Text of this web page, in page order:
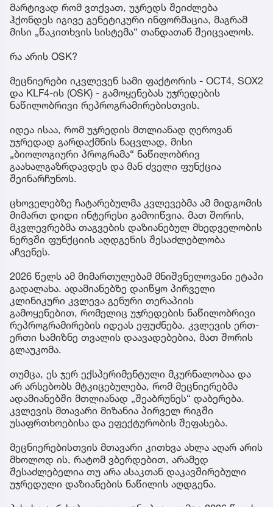
მარტივად რომ ვთქვათ, უჯრედს შეიძლება
ჰქონდეს იგივე გენეტიკური ინფორმაცია, მაგრამ
მისი „წაკითხვის სისტემა“ თანდათან შეიცვალოს.
რა არის OSK?
მეცნიერები იკვლევენ სამი ფაქტორის - OCT4, SOX2
და KLF4-ის (OSK) - გამოყენებას უჯრედების
ნაწილობრივი რეპროგრამირებისთვის.
იდეა ისაა, რომ უჯრედის მთლიანად ღეროვან
უჯრედად გარდაქმნის ნაცვლად, მისი
„ბიოლოგიური პროგრამა“ ნაწილობრივ
გაახალგაზრდავდეს და მან ძველი ფუნქცია
შეინარჩუნოს.
ცხოველებზე ჩატარებულმა კვლევებმა ამ მიდგომის
მიმართ დიდი ინტერესი გამოიწვია. მათ შორის,
მკვლევრებმა თაგვების დაზიანებულ მხედველობის
ნერვში ფუნქციის აღდგენის შესაძლებლობა
აჩვენეს.
2026 წელს ამ მიმართულებამ მნიშვნელოვანი ეტაპი
გადალახა. ადამიანებზე დაიწყო პირველი
კლინიკური კვლევა გენური თერაპიის
გამოყენებით, რომელიც უჯრედების ნაწილობრივი
რეპროგრამირების იდეას ეფუძნება. კვლევის ერთ-
ერთი სამიზნე თვალის დაავადებებია, მათ შორის
გლაუკომა.
თუმცა, ეს ჯერ ექსპერიმენტული მკურნალობაა და
არ არსებობს მტკიცებულება, რომ მეცნიერებმა
ადამიანებში მთლიანად „შეაბრუნეს“ დაბერება.
კვლევის მთავარი მიზანია პირველ რიგში
უსაფრთხოებისა და ეფექტურობის შეფასება.
მეცნიერებისთვის მთავარი კითხვა ახლა აღარ არის
მხოლოდ ის, რატომ ვბერდებით, არამედ
შესაძლებელია თუ არა ასაკთან დაკავშირებული
უჯრედული დაზიანების ნაწილის აღდგენა.